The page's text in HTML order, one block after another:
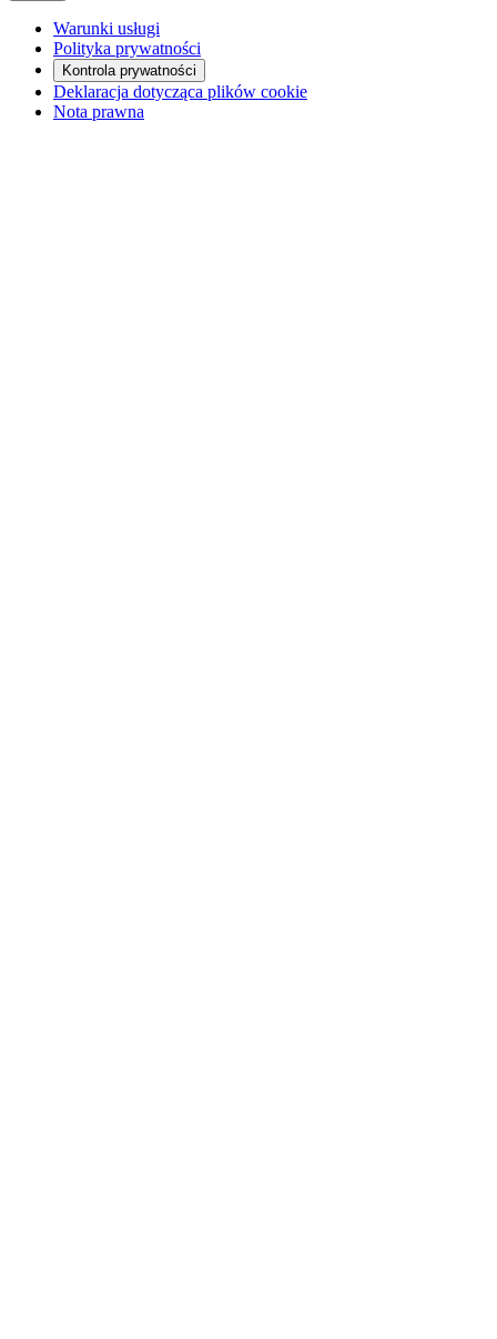
Warunki usługi
Polityka prywatności
Kontrola prywatności
Deklaracja dotycząca plików cookie
Nota prawna